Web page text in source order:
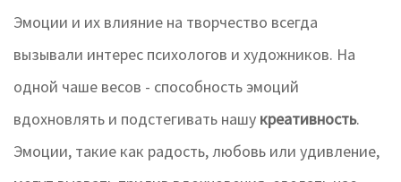
Эмоции и их влияние на творчество всегда
вызывали интерес психологов и художников. На
одной чаше весов - способность эмоций
вдохновлять и подстегивать нашу креативность.
Эмоции, такие как радость, любовь или удивление,